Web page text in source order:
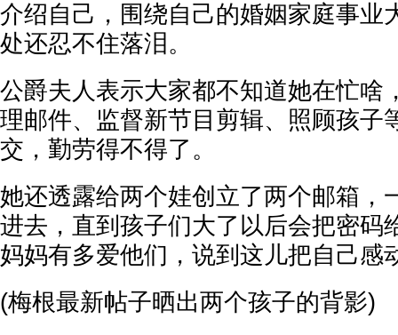
介绍自己，围绕自己的婚姻家庭事业
处还忍不住落泪。
公爵夫人表示大家都不知道她在忙啥
理邮件、监督新节目剪辑、照顾孩子
交，勤劳得不得了。
她还透露给两个娃创立了两个邮箱，
进去，直到孩子们大了以后会把密码
妈妈有多爱他们，说到这儿把自己感
(梅根最新帖子晒出两个孩子的背影)